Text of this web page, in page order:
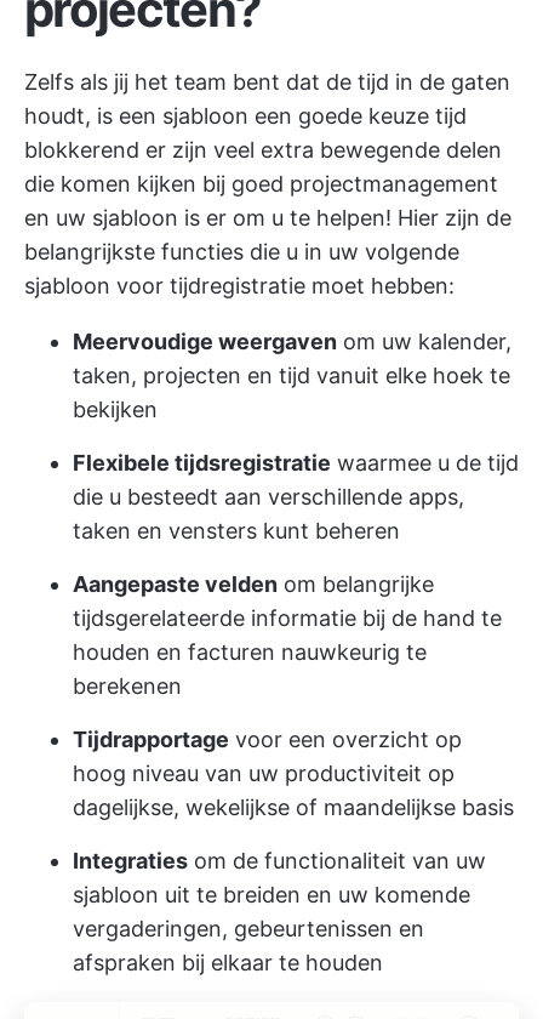
Zelfs als jij het team bent dat de tijd in de gaten
houdt, is een sjabloon een goede keuze tijd
blokkerend er zijn veel extra bewegende delen
die komen kijken bij goed projectmanagement
en uw sjabloon is er om u te helpen! Hier zijn de
belangrijkste functies die u in uw volgende
sjabloon voor tijdregistratie moet hebben:
Meervoudige weergaven om uw kalender,
taken, projecten en tijd vanuit elke hoek te
bekijken
Flexibele tijdsregistratie waarmee u de tijd
die u besteedt aan verschillende apps,
taken en vensters kunt beheren
Aangepaste velden om belangrijke
tijdsgerelateerde informatie bij de hand te
houden en facturen nauwkeurig te
berekenen
Tijdrapportage voor een overzicht op
hoog niveau van uw productiviteit op
dagelijkse, wekelijkse of maandelijkse basis
Integraties om de functionaliteit van uw
sjabloon uit te breiden en uw komende
vergaderingen, gebeurtenissen en
afspraken bij elkaar te houden